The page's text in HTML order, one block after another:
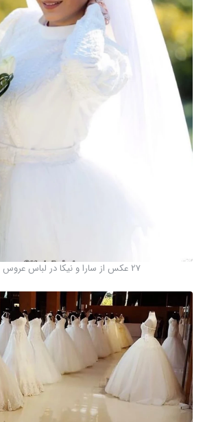
27 عکس از سارا و نیکا در لباس عروس شگفت‌انگیز